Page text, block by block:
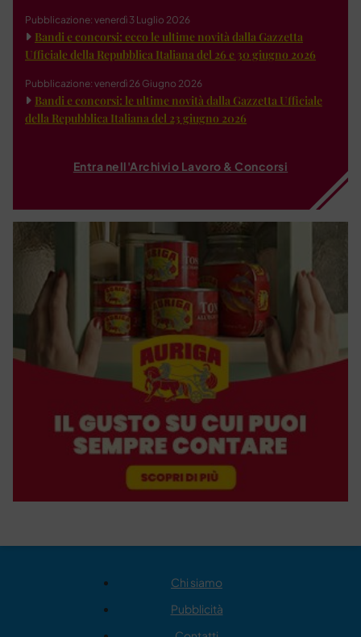
Pubblicazione: venerdì 3 Luglio 2026
Bandi e concorsi: ecco le ultime novità dalla Gazzetta
Ufficiale della Repubblica Italiana del 26 e 30 giugno 2026
Pubblicazione: venerdì 26 Giugno 2026
Bandi e concorsi: le ultime novità dalla Gazzetta Ufficiale
della Repubblica Italiana del 23 giugno 2026
Entra nell'Archivio Lavoro & Concorsi
Chi siamo
Pubblicità